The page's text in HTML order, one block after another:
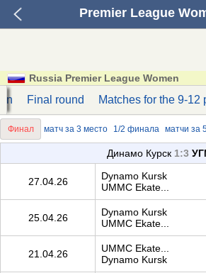
Premier League
Russia Premier League Women
Final round Matches for the 9-12
Финал матч за 3 место 1/2 финала матчи за
Динамо Курск 1:3
27.04.26
Dynamo Kursk
UMMC Ekate...
25.04.26
Dynamo Kursk
UMMC Ekate...
21.04.26
UMMC Ekate...
Dynamo Kursk